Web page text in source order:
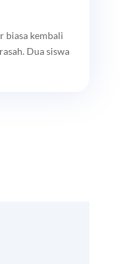
biasa kembali
Dua siswa